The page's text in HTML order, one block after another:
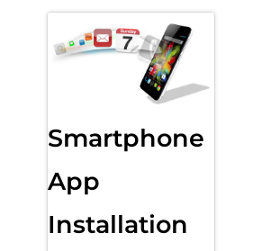
Smartphone
App
Installation